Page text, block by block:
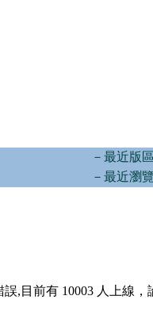
－最近版
－最近瀏
誤,目前有 10003 人上線